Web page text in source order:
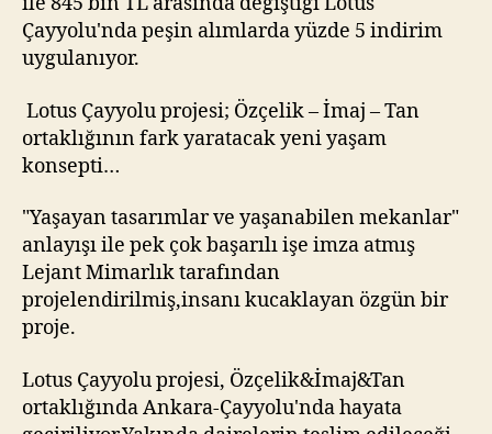
Çayyolu'nda peşin alımlarda yüzde 5 indirim
uygulanıyor.
Lotus Çayyolu projesi; Özçelik – İmaj – Tan
ortaklığının fark yaratacak yeni yaşam
konsepti…
"Yaşayan tasarımlar ve yaşanabilen mekanlar"
anlayışı ile pek çok başarılı işe imza atmış
Lejant Mimarlık tarafından
projelendirilmiş,insanı kucaklayan özgün bir
proje.
Lotus Çayyolu projesi, Özçelik&İmaj&Tan
ortaklığında Ankara-Çayyolu'nda hayata